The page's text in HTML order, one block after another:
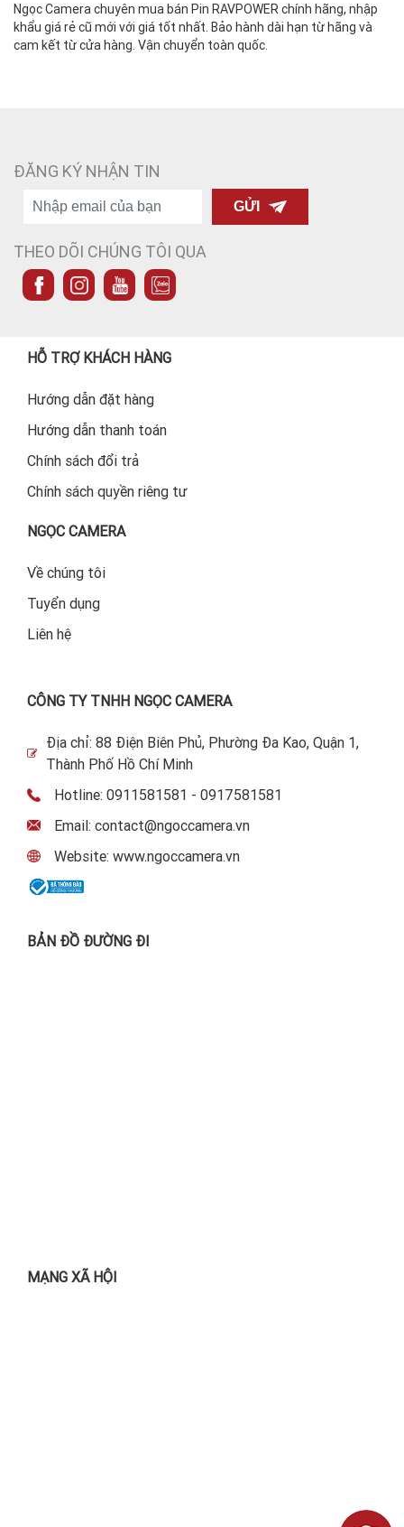
Ngọc Camera chuyên mua bán Pin RAVPOWER chính hãng, nhập
khẩu giá rẻ cũ mới với giá tốt nhất. Bảo hành dài hạn từ hãng và
cam kết từ cửa hàng. Vận chuyển toàn quốc.
ĐĂNG KÝ NHẬN TIN
GỬI
THEO DÕI CHÚNG TÔI QUA
HỖ TRỢ KHÁCH HÀNG
Hướng dẫn đặt hàng
Hướng dẫn thanh toán
Chính sách đổi trả
Chính sách quyền riêng tư
NGỌC CAMERA
Về chúng tôi
Tuyển dụng
Liên hệ
CÔNG TY TNHH NGỌC CAMERA
Địa chỉ: 88 Điện Biên Phủ, Phường Đa Kao, Quận 1,
Thành Phố Hồ Chí Minh
Hotline: 0911581581 - 0917581581
Email: contact@ngoccamera.vn
Website: www.ngoccamera.vn
BẢN ĐỒ ĐƯỜNG ĐI
MẠNG XÃ HỘI